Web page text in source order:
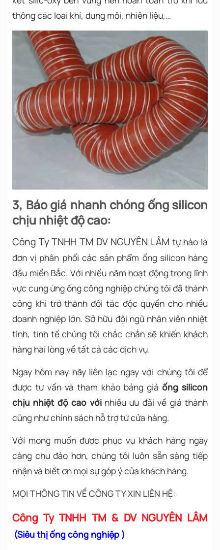
thông các loại khí, dung môi, nhiên liệu,…
3, Báo giá nhanh chóng ống silicon
chịu nhiệt độ cao:
Công Ty TNHH TM DV NGUYÊN LÂM tự hào là
đơn vị phân phối các sản phẩm ống silicon hàng
đầu miền Bắc. Với nhiều năm hoạt động trong lĩnh
vực cung ứng ống công nghiệp chúng tôi đã thành
công khi trở thành đối tác độc quyền cho nhiều
doanh nghiệp lớn. Sở hữu đội ngũ nhân viên nhiệt
tình, tinh tế chúng tôi chắc chắn sẽ khiến khách
hàng hài lòng về tất cả các dịch vụ.
Ngay hôm nay hãy liên lạc ngay với chúng tôi để
được tư vấn và tham khảo bảng giá ống silicon
chịu nhiệt độ cao vớinhiều ưu đãi về giá thành
cũng như chính sách hỗ trợ từ cửa hàng.
Với mong muốn được phục vụ khách hàng ngày
càng chu đáo hơn, chúng tôi luôn sẵn sàng tiếp
nhận và biết ơn mọi sự góp ý của khách hàng.
MỌI THÔNG TIN VỀ CÔNG TY XIN LIÊN HỆ:
Công Ty TNHH TM & DV NGUYÊN LÂM
(Siêu thị ống công nghiệp)